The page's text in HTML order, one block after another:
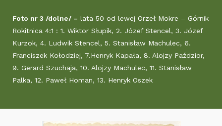
Foto nr 3 /dolne/ – lata 50 od lewej Orzeł Mokre – Górnik
Rokitnica 4:1 : 1. Wiktor Słupik, 2. Józef Stencel, 3. Józef
Kurzok, 4. Ludwik Stencel, 5. Stanisław Machulec, 6.
Franciszek Kołodziej, 7.Henryk Kapała, 8. Alojzy Paździor,
9. Gerard Szuchaja, 10. Alojzy Machulec, 11. Stanisław
Palka, 12. Paweł Homan, 13. Henryk Oszek